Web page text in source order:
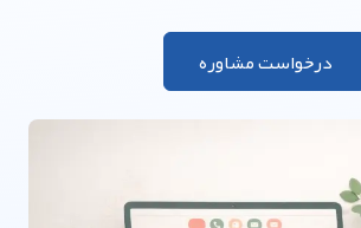
درخواست مشاوره